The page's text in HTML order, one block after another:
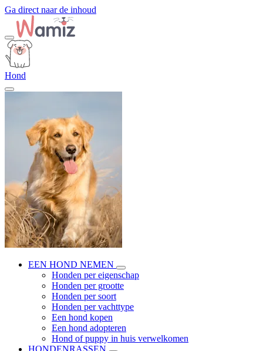
Ga direct naar de inhoud
Hond
EEN HOND NEMEN
Honden per eigenschap
Honden per grootte
Honden per soort
Honden per vachttype
Een hond kopen
Een hond adopteren
Hond of puppy in huis verwelkomen
HONDENRASSEN